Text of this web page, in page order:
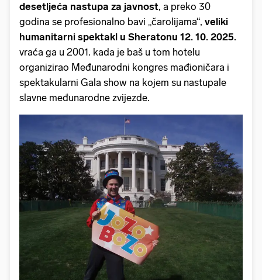
desetljeća nastupa za javnost, a preko 30
godina se profesionalno bavi „čarolijama“, veliki
humanitarni spektakl u Sheratonu 12. 10. 2025.
vraća ga u 2001. kada je baš u tom hotelu
organizirao Međunarodni kongres mađioničara i
spektakularni Gala show na kojem su nastupale
slavne međunarodne zvijezde.